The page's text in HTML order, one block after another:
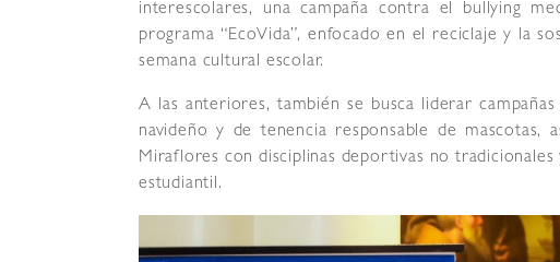
interescolares, una campaña contra el bullying
programa “EcoVida”, enfocado en el reciclaje y la
semana cultural escolar.
A las anteriores, también se busca liderar
navideño y de tenencia responsable de
Miraflores con disciplinas deportivas no
estudiantil.